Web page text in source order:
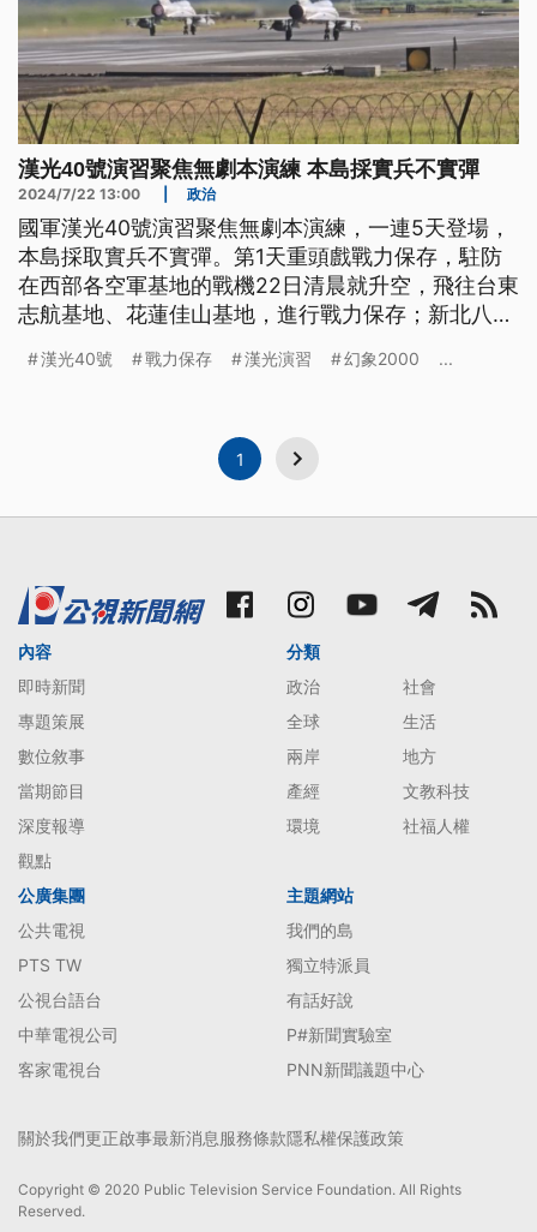
漢光40號演習聚焦無劇本演練 本島採實兵不實彈
2024/7/22 13:00 政治
國軍漢光40號演習聚焦無劇本演練，一連5天登場，
本島採取實兵不實彈。第1天重頭戲戰力保存，駐防
在西部各空軍基地的戰機22日清晨就升空，飛往台東
志航基地、花蓮佳山基地，進行戰力保存；新北八里
物資。此外，14天的教召部隊也投入漢光演習，將參
漢光40號 戰力保存 漢光演習 幻象2000 ...
1
內容
即時新聞
專題策展
數位敘事
當期節目
深度報導
觀點
分類
政治
社會
全球
生活
兩岸
地方
產經
文教科技
環境
社福人權
公廣集團
公共電視
PTS TW
公視台語台
中華電視公司
客家電視台
主題網站
我們的島
獨立特派員
有話好說
P#新聞實驗室
PNN新聞議題中心
關於我們更正啟事最新消息服務條款隱私權保護政策
Copyright © 2020 Public Television Service Foundation. All Rights
Reserved.